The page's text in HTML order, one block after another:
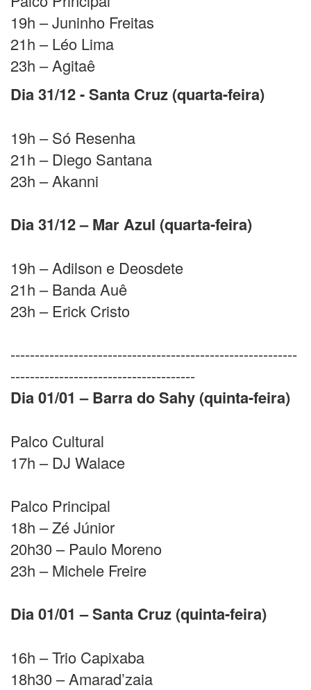
19h – Juninho Freitas
21h – Léo Lima
23h – Agitaê
Dia 31/12 - Santa Cruz (quarta-feira)
19h – Só Resenha
21h – Diego Santana
23h – Akanni
Dia 31/12 – Mar Azul (quarta-feira)
19h – Adilson e Deosdete
21h – Banda Auê
23h – Erick Cristo
-----------------------------------------------------------
--------------------------------------
Dia 01/01 – Barra do Sahy (quinta-feira)
Palco Cultural
17h – DJ Walace
Palco Principal
18h – Zé Júnior
20h30 – Paulo Moreno
23h – Michele Freire
Dia 01/01 – Santa Cruz (quinta-feira)
16h – Trio Capixaba
18h30 – Amarad’zaia